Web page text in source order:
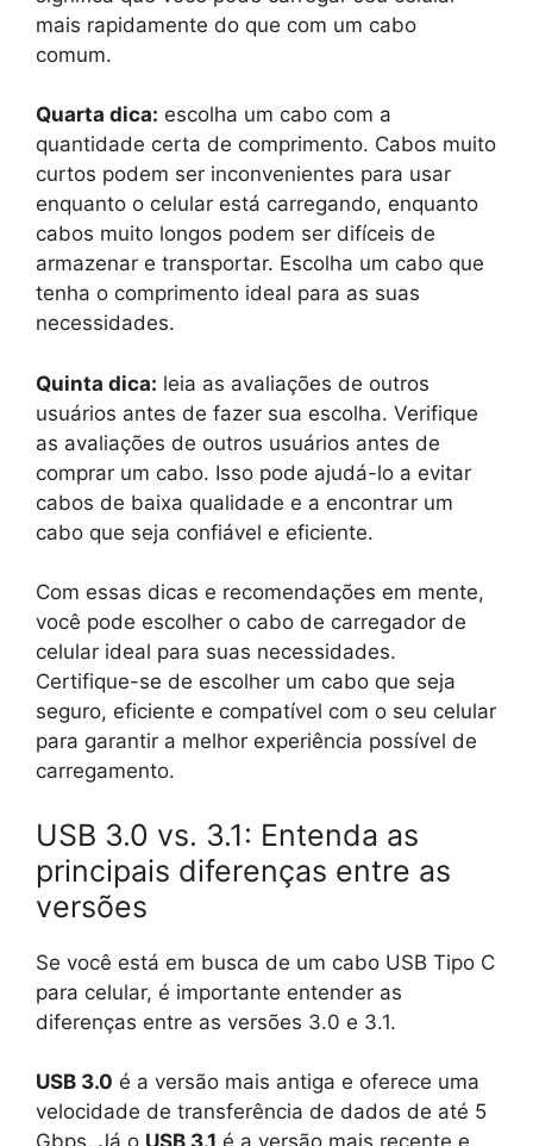
mais rapidamente do que com um cabo
comum.
Quarta dica: escolha um cabo com a
quantidade certa de comprimento. Cabos muito
curtos podem ser inconvenientes para usar
enquanto o celular está carregando, enquanto
cabos muito longos podem ser difíceis de
armazenar e transportar. Escolha um cabo que
tenha o comprimento ideal para as suas
necessidades.
Quinta dica: leia as avaliações de outros
usuários antes de fazer sua escolha. Verifique
as avaliações de outros usuários antes de
comprar um cabo. Isso pode ajudá-lo a evitar
cabos de baixa qualidade e a encontrar um
cabo que seja confiável e eficiente.
Com essas dicas e recomendações em mente,
você pode escolher o cabo de carregador de
celular ideal para suas necessidades.
Certifique-se de escolher um cabo que seja
seguro, eficiente e compatível com o seu celular
para garantir a melhor experiência possível de
carregamento.
USB 3.0 vs. 3.1: Entenda as
principais diferenças entre as
versões
Se você está em busca de um cabo USB Tipo C
para celular, é importante entender as
diferenças entre as versões 3.0 e 3.1.
USB 3.0 é a versão mais antiga e oferece uma
velocidade de transferência de dados de até 5